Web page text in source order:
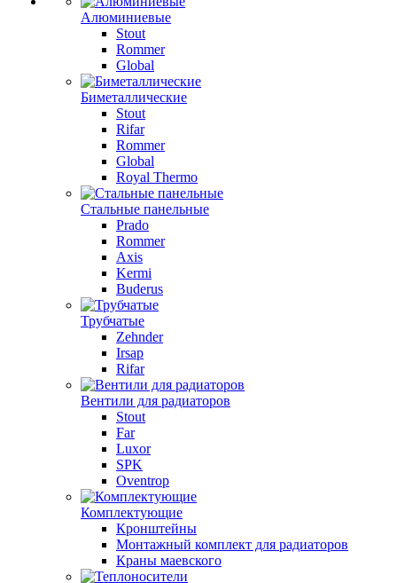
Алюминиевые
Stout
Rommer
Global
Биметаллические
Stout
Rifar
Rommer
Global
Royal Thermo
Стальные панельные
Prado
Rommer
Axis
Kermi
Buderus
Трубчатые
Zehnder
Irsap
Rifar
Вентили для радиаторов
Stout
Far
Luxor
SPK
Oventrop
Комплектующие
Кронштейны
Монтажный комплект для радиаторов
Краны маевского